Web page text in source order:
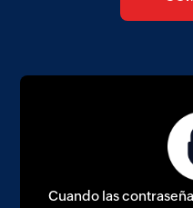
Cuando las